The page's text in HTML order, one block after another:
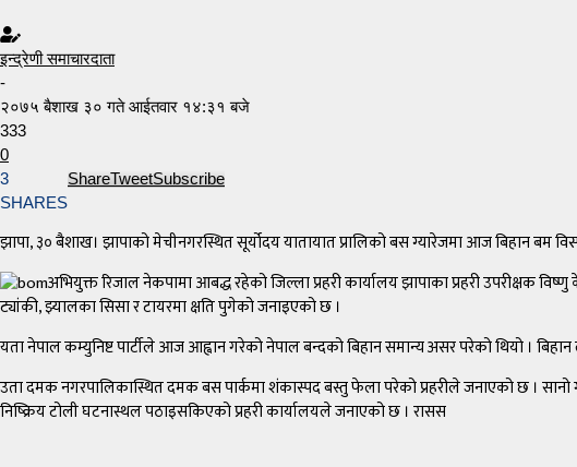
इन्द्रेणी समाचारदाता
-
२०७५ बैशाख ३० गते आईतवार १४:३१ बजे
333
0
3
SHARES
ShareTweetSubscribe
झापा, ३० बैशाख। झापाको मेचीनगरस्थित सूर्योदय यातायात प्रालिको बस ग्यारेजमा आज बिहान बम
अभियुक्त रिजाल नेकपामा आबद्ध रहेको जिल्ला प्रहरी कार्यालय झापाका प्रहरी उपरीक्षक
ट्यांकी, झ्यालका सिसा र टायरमा क्षति पुगेको जनाइएको छ ।
यता नेपाल कम्युनिष्ट पार्टीले आज आह्वान गरेको नेपाल बन्दको बिहान समान्य असर परेको थियो ।
उता दमक नगरपालिकास्थित दमक बस पार्कमा शंकास्पद बस्तु फेला परेको प्रहरीले जनाएको छ ।
निष्क्रिय टोली घटनास्थल पठाइसकिएको प्रहरी कार्यालयले जनाएको छ । रासस